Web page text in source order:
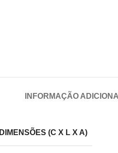
INFORMAÇÃO
DIMENSÕES (C X L X A)